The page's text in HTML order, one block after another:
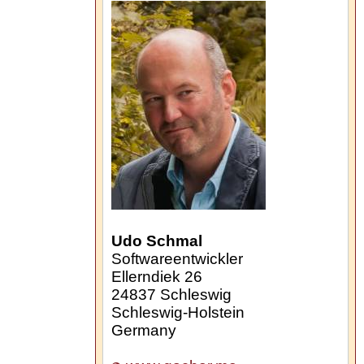
Udo Schmal
Softwareentwickler
Ellerndiek 26
24837 Schleswig
Schleswig-Holstein
Germany